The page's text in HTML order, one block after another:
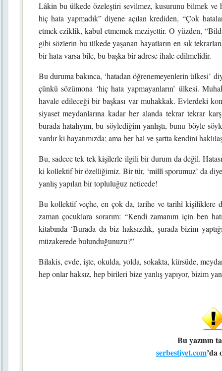
Lâkin bu ülkede özeleştiri sevilmez, kusurunu bilmek
hiç hata yapmadık” diyene açılan krediden, “Çok
etmek eziklik, kabul etmemek meziyettir. O yüzden,
gibi sözlerin bu ülkede yaşanan hayatların en sık
bir hata varsa bile, bu başka bir adrese ihale edilmelidir.
Bu duruma bakınca, ‘hatadan öğrenemeyenlerin ülkesi’
çünkü sözümona ‘hiç hata yapmayanların’ ülkesi.
havale edileceği bir başkası var muhakkak. Evlerdeki
siyaset meydanlarına kadar her alanda tekrar tekrar
burada hatalıyım, bu söylediğim yanlıştı, bunu böyle
vardır ki hayatımızda; ama her hal ve şartta kendini
Bu, sadece tek tek kişilerle ilgili bir durum da değil.
ki kollektif bir özelliğimiz. Bir tür, ‘millî sporumuz’ da
yanlış yapılan bir topluluğuz neticede!
Bu kollektif veçhe, en çok da, tarihe ve tarihî kişiliklere
zaman çocuklara sorarım: “Kendi zamanım için ben
kitabında ‘Burada da biz haksızdık, şurada bizim
müzakerede bulunduğunuzu?”
Bilakis, evde, işte, okulda, yolda, sokakta, kürsüde,
hep onlar haksız, hep birileri bize yanlış yapıyor, bizim
Bu yazının
serbestiyet.com’da